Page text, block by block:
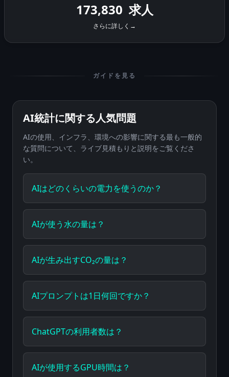
173,830 求人
さらに詳しく →
ガイドを見る
AI統計に関する人気問題
AIの使用、インフラ、環境への影響に関する最も一般的
な質問について、ライブ見積もりと説明をご覧くださ
い。
AIはどのくらいの電力を使うのか？
AIが使う水の量は？
AIが生み出すCO₂の量は？
AIプロンプトは1日何回ですか？
ChatGPTの利用者数は？
AIが使用するGPU時間は？